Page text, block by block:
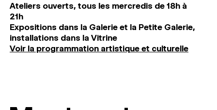
Ateliers ouverts, tous les mercredis de 18h à
21h
Expositions dans la Galerie et la Petite Galerie,
installations dans la Vitrine
Voir la programmation artistique et culturelle